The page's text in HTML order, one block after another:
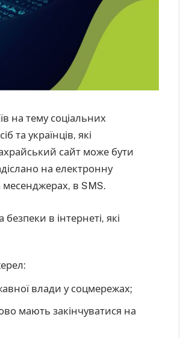
на тему соціальних
та українців, які
сайт може бути
на електронну
месенджерах, в SMS.
в інтернеті, які
влади у соцмережах;
мають закінчуватися на